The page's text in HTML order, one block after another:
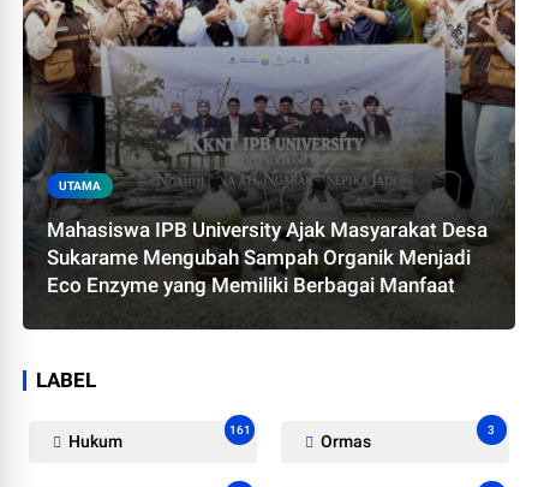
UTAMA
Mahasiswa IPB University Ajak Masyarakat Desa
Sukarame Mengubah Sampah Organik Menjadi
Eco Enzyme yang Memiliki Berbagai Manfaat
LABEL
Hukum
161
Ormas
3